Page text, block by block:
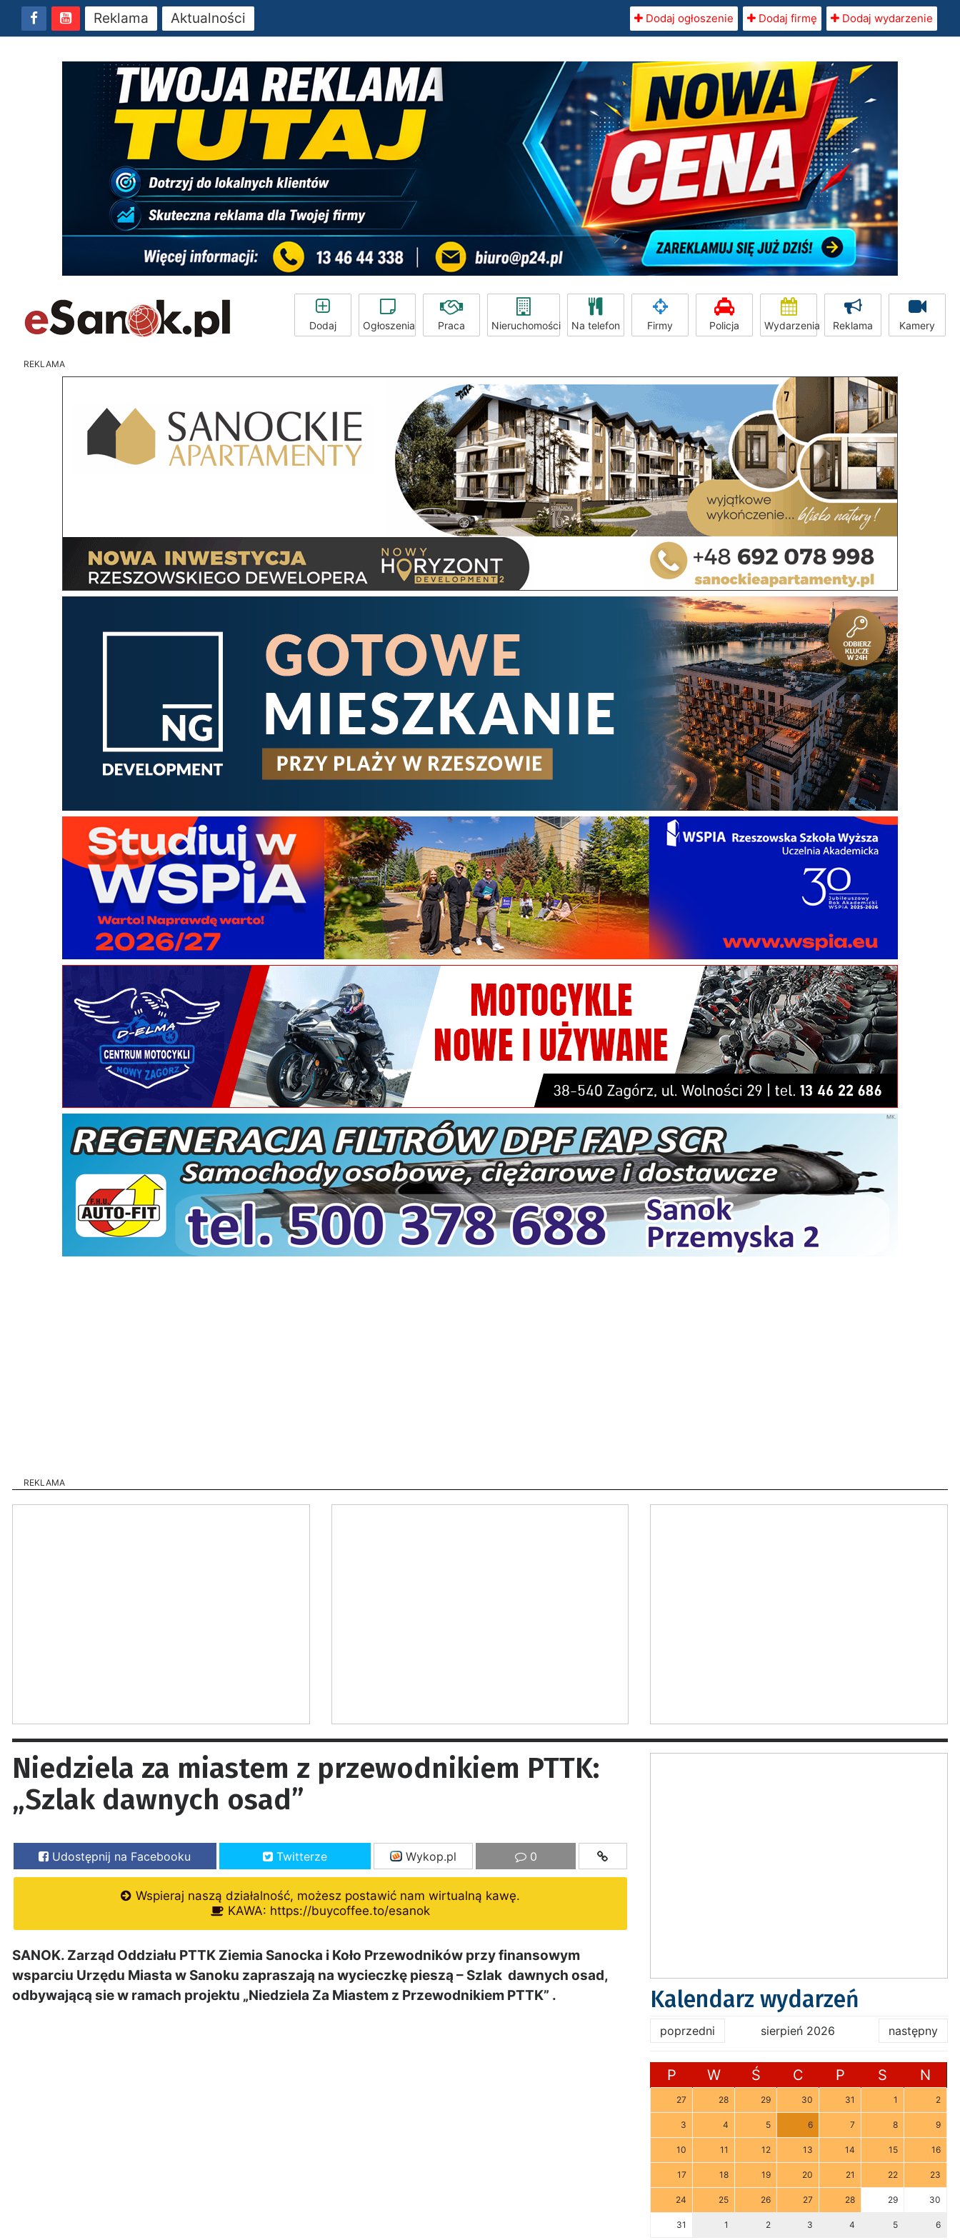
Reklama Aktualności Dodaj ogłoszenie Dodaj firmę Dodaj wydarzenie
Dodaj Ogłoszenia Praca Nieruchomości Na telefon Firmy Policja Wydarzenia Reklama Kamery
REKLAMA
REKLAMA
Niedziela za miastem z przewodnikiem PTTK:
„Szlak dawnych osad”
Udostępnij na Facebooku Twitterze Wykop.pl 0
Wspieraj naszą działalność, możesz postawić nam wirtualną kawę.
KAWA: https://buycoffee.to/esanok
SANOK. Zarząd Oddziału PTTK Ziemia Sanocka i Koło Przewodników przy finansowym
wsparciu Urzędu Miasta w Sanoku zapraszają na wycieczkę pieszą – Szlak dawnych osad,
odbywającą sie w ramach projektu „Niedziela Za Miastem z Przewodnikiem PTTK” .
Kalendarz wydarzeń
poprzedni sierpień 2026 następny
P W Ś C P S N
27 28 29 30 31 1 2
3 4 5 6 7 8 9
10 11 12 13 14 15 16
17 18 19 20 21 22 23
24 25 26 27 28 29 30
31 1 2 3 4 5 6